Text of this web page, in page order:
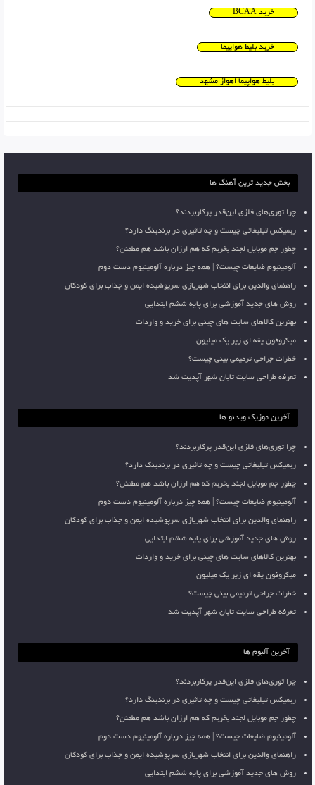
خرید BCAA
خرید بلیط هواپیما
بلیط هواپیما اهواز مشهد
بخش جدید ترین آهنگ ها
چرا توری‌های فلزی این‌قدر پرکاربردند؟
ریمیکس تبلیغاتی چیست و چه تاثیری در برندینگ دارد؟
چطور جم موبایل لجند بخریم که هم ارزان باشد هم مطمئن؟
آلومینیوم ضایعات چیست؟ | همه چیز درباره آلومینیوم دست دوم
راهنمای والدین برای انتخاب شهربازی سرپوشیده ایمن و جذاب برای کودکان
روش های جدید آموزشی برای پایه ششم ابتدایی
بهترین کالاهای سایت های چینی برای خرید و واردات
میکروفون یقه ای زیر یک میلیون
خطرات جراحی ترمیمی بینی چیست؟
تعرفه طراحی سایت تابان شهر آپدیت شد
آخرین موزیک ویدئو ها
چرا توری‌های فلزی این‌قدر پرکاربردند؟
ریمیکس تبلیغاتی چیست و چه تاثیری در برندینگ دارد؟
چطور جم موبایل لجند بخریم که هم ارزان باشد هم مطمئن؟
آلومینیوم ضایعات چیست؟ | همه چیز درباره آلومینیوم دست دوم
راهنمای والدین برای انتخاب شهربازی سرپوشیده ایمن و جذاب برای کودکان
روش های جدید آموزشی برای پایه ششم ابتدایی
بهترین کالاهای سایت های چینی برای خرید و واردات
میکروفون یقه ای زیر یک میلیون
خطرات جراحی ترمیمی بینی چیست؟
تعرفه طراحی سایت تابان شهر آپدیت شد
آخرین آلبوم ها
چرا توری‌های فلزی این‌قدر پرکاربردند؟
ریمیکس تبلیغاتی چیست و چه تاثیری در برندینگ دارد؟
چطور جم موبایل لجند بخریم که هم ارزان باشد هم مطمئن؟
آلومینیوم ضایعات چیست؟ | همه چیز درباره آلومینیوم دست دوم
راهنمای والدین برای انتخاب شهربازی سرپوشیده ایمن و جذاب برای کودکان
روش های جدید آموزشی برای پایه ششم ابتدایی